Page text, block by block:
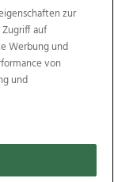
Wimmer
Woche
Immobilien
Galerien
Co KG
zur
auf
Werbung und
von
und